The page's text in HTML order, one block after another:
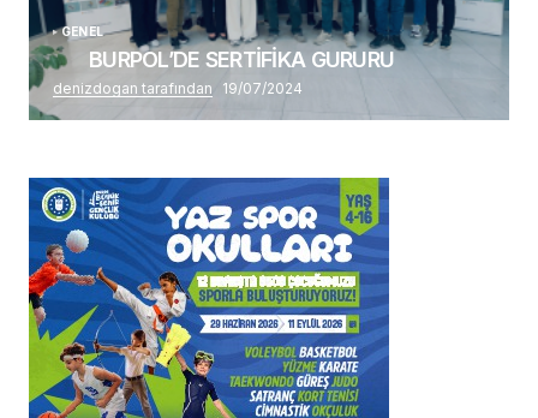
GENEL
BURPOL’DE SERTİFİKA GURURU
denizdogan tarafından 19/07/2024